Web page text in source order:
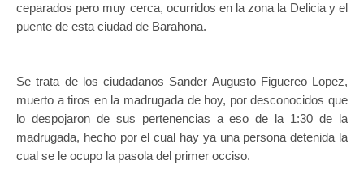
ceparados pero muy cerca, ocurridos en la zona la Delicia y el
puente de esta ciudad de Barahona.
Se trata de los ciudadanos Sander Augusto Figuereo Lopez,
muerto a tiros en la madrugada de hoy, por desconocidos que
lo despojaron de sus pertenencias a eso de la 1:30 de la
madrugada, hecho por el cual hay ya una persona detenida la
cual se le ocupo la pasola del primer occiso.